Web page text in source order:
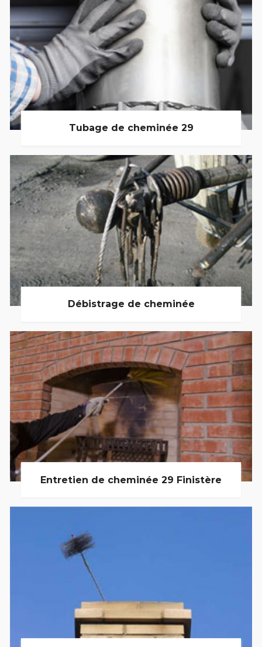
Tubage de cheminée 29
Débistrage de cheminée
Entretien de cheminée 29 Finistère